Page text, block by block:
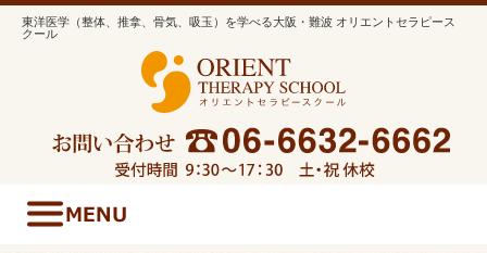
東洋医学（整体、推拿、骨気、吸玉）を学べる大阪・難波 オリエントセラピース
クール